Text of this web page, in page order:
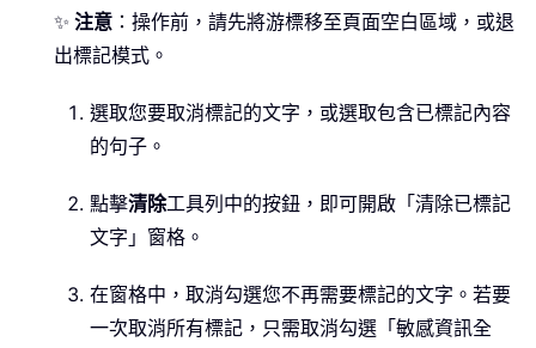
✨ 注意 ：操作前，請先將游標移至頁面空白區域，或退
出標記模式。
選取您要取消標記的文字，或選取包含已標記內容
的句子。
點擊清除工具列中的按鈕，即可開啟「清除已標記
文字」窗格。
在窗格中，取消勾選您不再需要標記的文字。若要
一次取消所有標記，只需取消勾選「敏感資訊全